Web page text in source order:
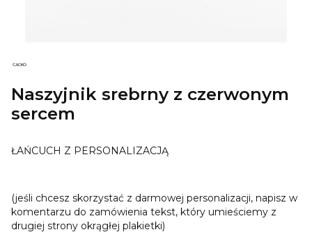
Naszyjnik srebrny z czerwonym
sercem
ŁAŃCUCH Z PERSONALIZACJĄ
(jeśli chcesz skorzystać z darmowej personalizacji, napisz w
komentarzu do zamówienia tekst, który umieściemy z
drugiej strony okrągłej plakietki)